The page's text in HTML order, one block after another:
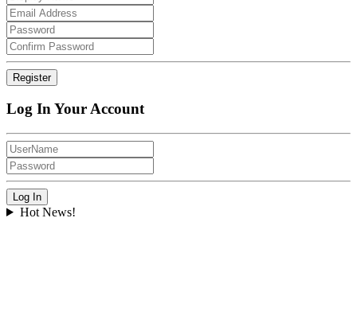
Log In Your Account
Hot News!